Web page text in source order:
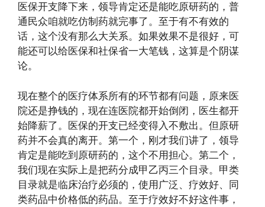
医保开支降下来，领导肯定还是能吃原研药的，普
通民众咱就吃仿制药就完事了。至于有不有效的
话，这个没有那么大关系。如果效果不是很好，可
能还可以给医保和社保省一大笔钱，这算是个阴谋
论。
现在整个的医疗体系所有的环节都有问题，原来医
院还是挣钱的，现在连医院都开始倒闭，医生都开
始降薪了。医保的开支已经变得入不敷出。但原研
药并不会真的离开。第一个，刚才我们讲了，领导
肯定是能吃到原研药的，这个不用担心。第二个，
我们现在实际上是把药分成甲乙丙三个目录。甲类
目录就是临床治疗必须的，使用广泛、疗效好、同
类药品中价格低的药品。至于疗效好不好这件事，